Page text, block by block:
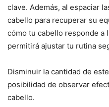
clave. Además, al espaciar
cabello para recuperar su
cómo tu cabello responde a
permitirá ajustar tu rutina
Disminuir la cantidad de
posibilidad de observar
cabello.